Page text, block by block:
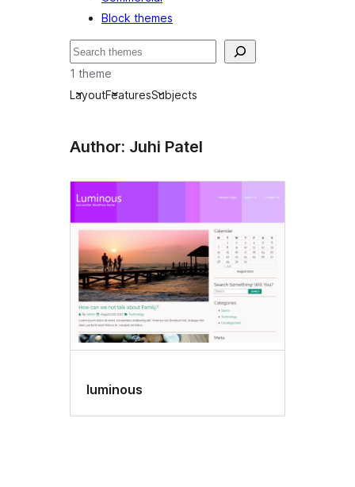
Block themes
Որոնել
1 theme
LayoutFeaturesSubjects
Author: Juhi Patel
luminous